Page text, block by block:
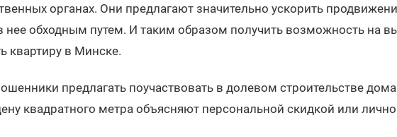
органах. Они предлагают значительно ускорить
нее обходным путем. И таким образом получить возможность на
квартиру в Минске.
предлагать поучаствовать в долевом строительстве дома
квадратного метра объясняют персональной скидкой или